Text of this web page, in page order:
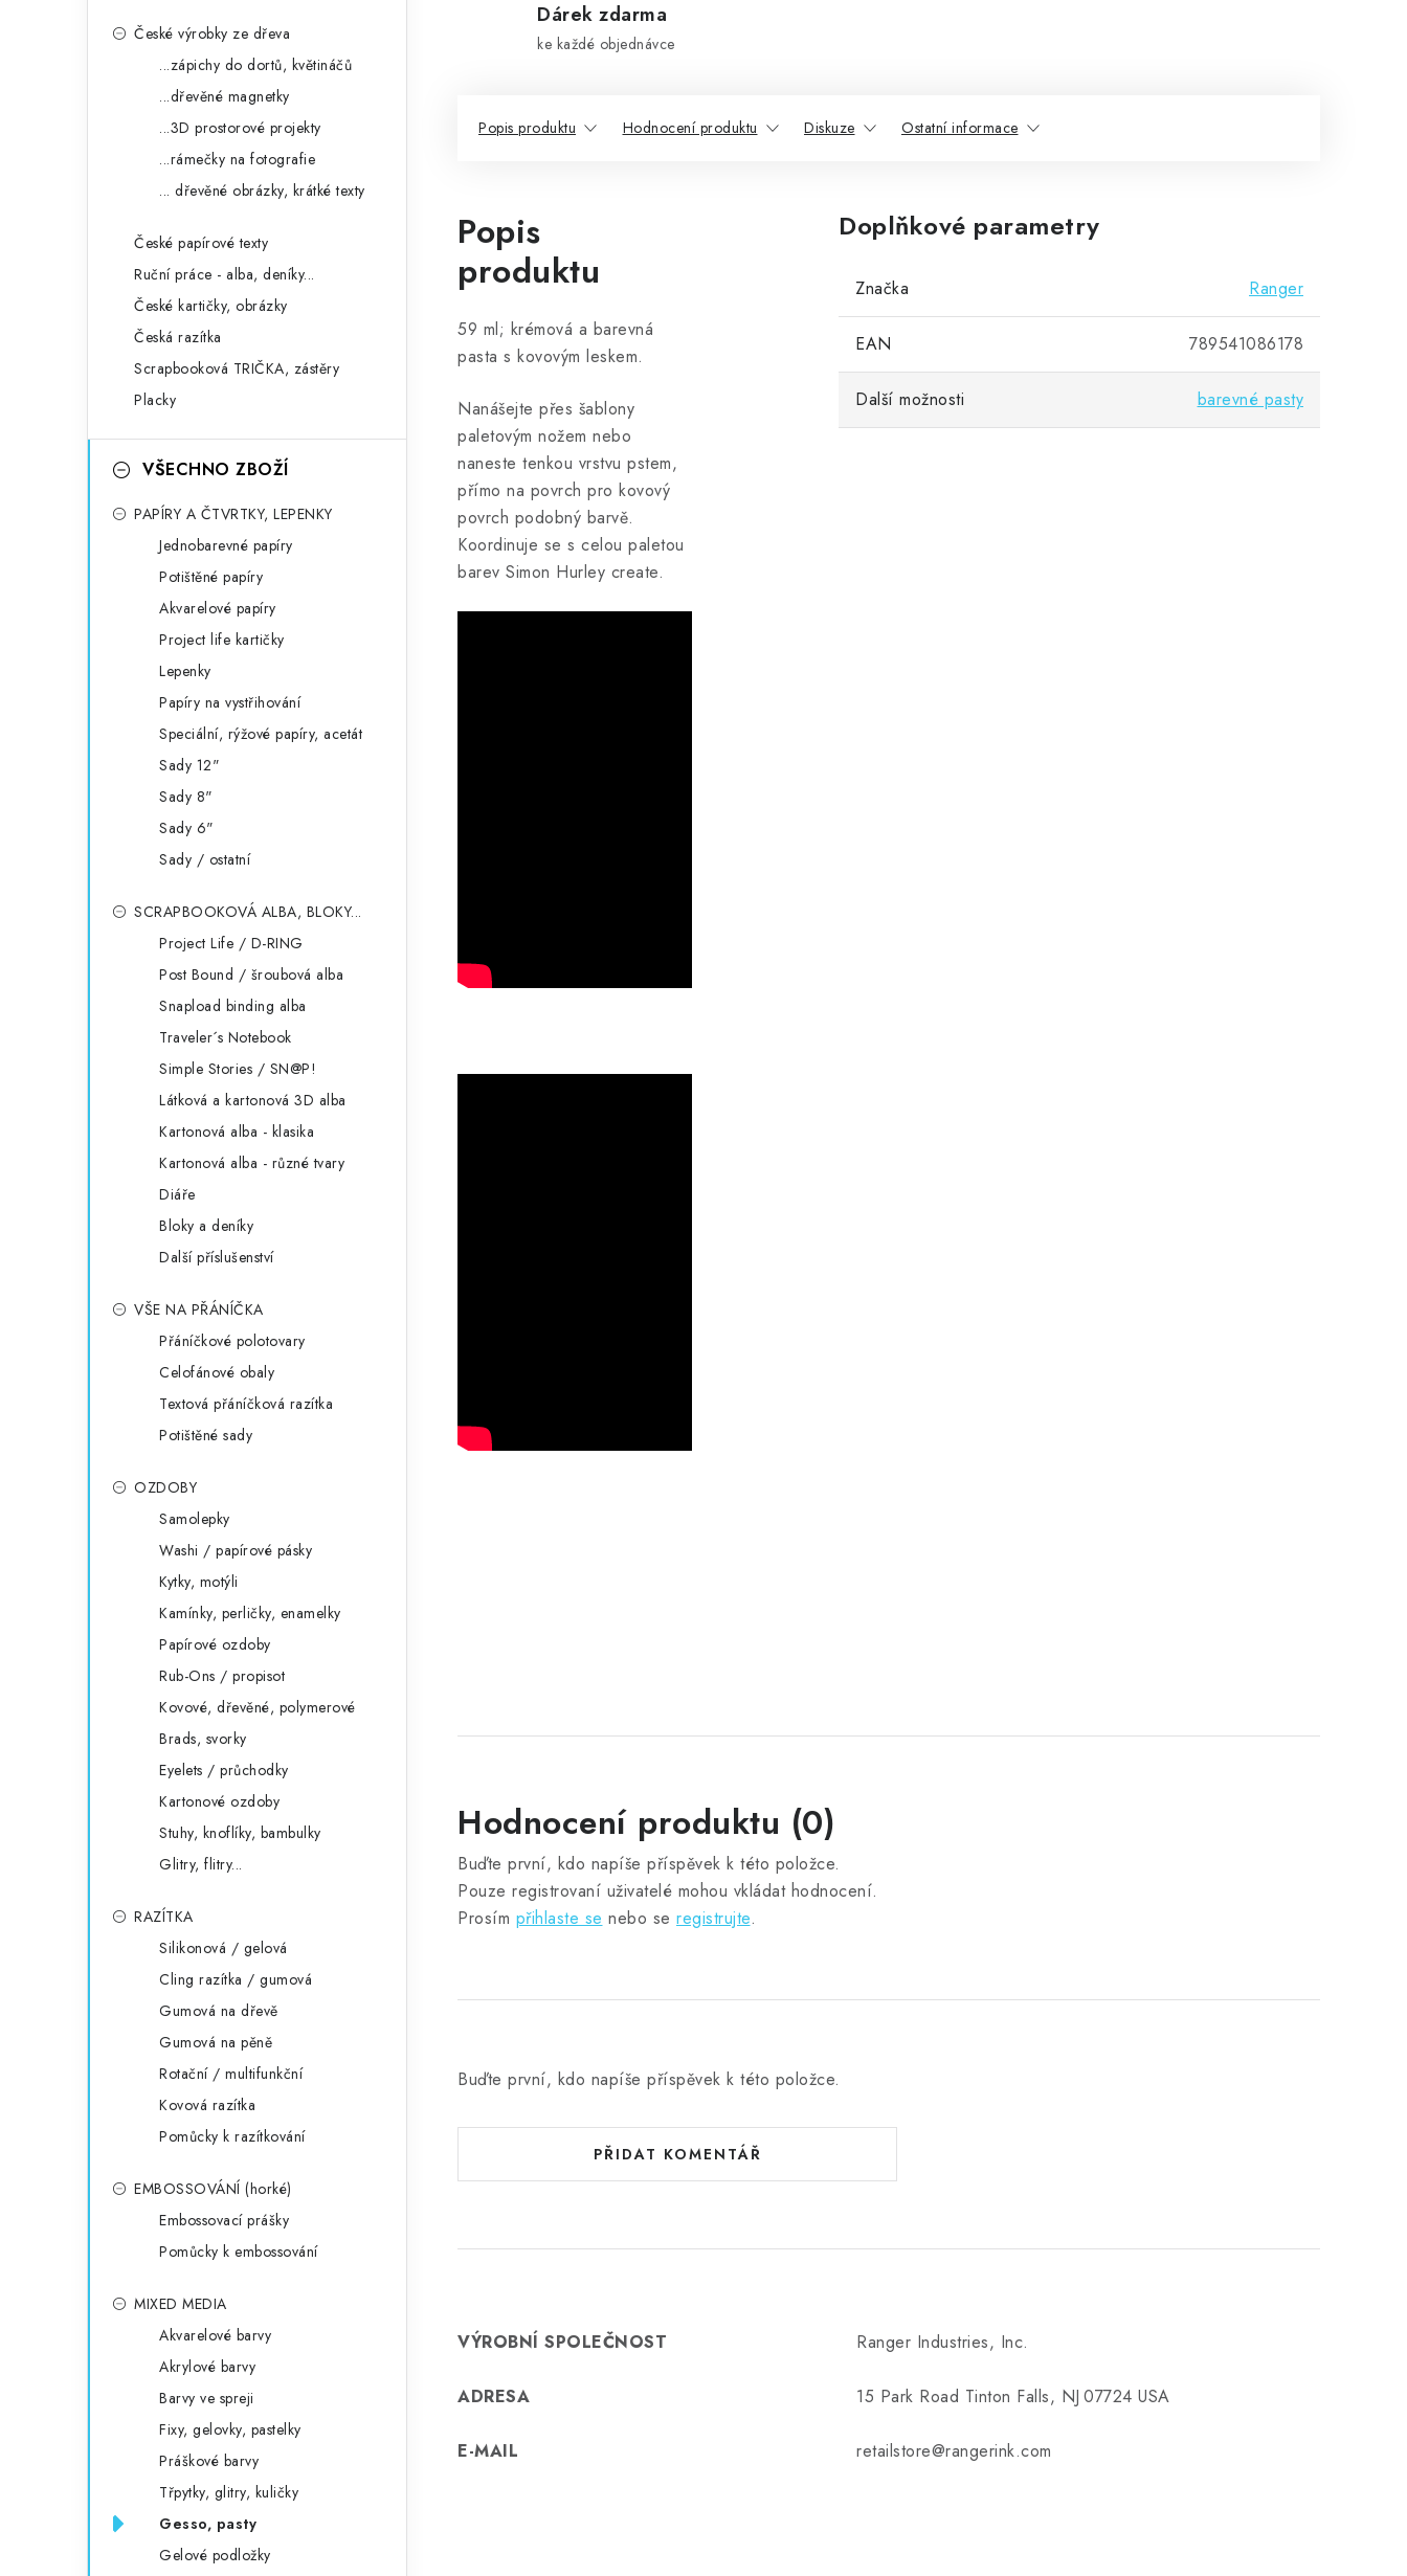
České výrobky ze dřeva
...zápichy do dortů, květináčů
...dřevěné magnetky
...3D prostorové projekty
...rámečky na fotografie
... dřevěné obrázky, krátké texty
České papírové texty
Ruční práce - alba, deníky...
České kartičky, obrázky
Česká razítka
Scrapbooková TRIČKA, zástěry
Placky
VŠECHNO ZBOŽÍ
PAPÍRY A ČTVRTKY, LEPENKY
Jednobarevné papíry
Potištěné papíry
Akvarelové papíry
Project life kartičky
Lepenky
Papíry na vystřihování
Speciální, rýžové papíry, acetát
Sady 12"
Sady 8"
Sady 6"
Sady / ostatní
SCRAPBOOKOVÁ ALBA, BLOKY...
Project Life / D-RING
Post Bound / šroubová alba
Snapload binding alba
Traveler´s Notebook
Simple Stories / SN@P!
Látková a kartonová 3D alba
Kartonová alba - klasika
Kartonová alba - různé tvary
Diáře
Bloky a deníky
Další příslušenství
VŠE NA PŘÁNÍČKA
Přáníčkové polotovary
Celofánové obaly
Textová přáníčková razítka
Potištěné sady
OZDOBY
Samolepky
Washi / papírové pásky
Kytky, motýli
Kamínky, perličky, enamelky
Papírové ozdoby
Rub-Ons / propisot
Kovové, dřevěné, polymerové
Brads, svorky
Eyelets / průchodky
Kartonové ozdoby
Stuhy, knoflíky, bambulky
Glitry, flitry...
RAZÍTKA
Silikonová / gelová
Cling razítka / gumová
Gumová na dřevě
Gumová na pěně
Rotační / multifunkční
Kovová razítka
Pomůcky k razítkování
EMBOSSOVÁNÍ (horké)
Embossovací prášky
Pomůcky k embossování
MIXED MEDIA
Akvarelové barvy
Akrylové barvy
Barvy ve spreji
Fixy, gelovky, pastelky
Práškové barvy
Třpytky, glitry, kuličky
Gesso, pasty
Gelové podložky
Dárek zdarma
ke každé objednávce
Popis produktu Hodnocení produktu Diskuze Ostatní informace
Popis
produktu
59 ml; krémová a barevná
pasta s kovovým leskem.
Nanášejte přes šablony
paletovým nožem nebo
naneste tenkou vrstvu pstem,
přímo na povrch pro kovový
povrch podobný barvě.
Koordinuje se s celou paletou
barev Simon Hurley create.
Doplňkové parametry
Značka Ranger
EAN 789541086178
Další možnosti barevné pasty
Hodnocení produktu (0)
Buďte první, kdo napíše příspěvek k této položce.
Pouze registrovaní uživatelé mohou vkládat hodnocení.
Prosím přihlaste se nebo se registrujte.
Buďte první, kdo napíše příspěvek k této položce.
PŘIDAT KOMENTÁŘ
VÝROBNÍ SPOLEČNOST Ranger Industries, Inc.
ADRESA 15 Park Road Tinton Falls, NJ 07724 USA
E-MAIL retailstore@rangerink.com